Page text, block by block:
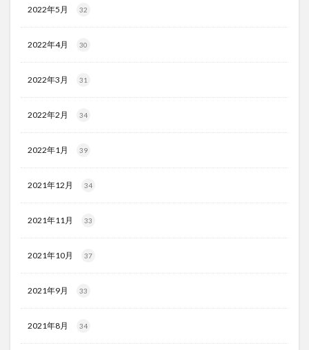
2022年5月 32
2022年4月 30
2022年3月 31
2022年2月 34
2022年1月 39
2021年12月 34
2021年11月 33
2021年10月 37
2021年9月 33
2021年8月 34